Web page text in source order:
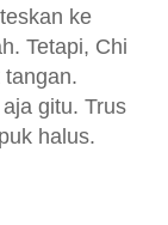
ke
Tetapi, Chi
gitu. Trus
halus.